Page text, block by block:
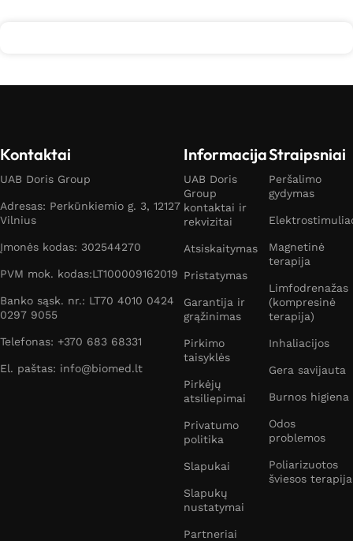
Kontaktai
UAB Doris Group
Adresas: Perkūnkiemio g. 3, 12127
Vilnius
Įmonės kodas: 302544270
PVM mok. kodas:LT100009162019
Banko sąsk. nr.: LT70 4010 0424
0297 9055
Telefonas: +370 683 68331
El. paštas: info@biomed.lt
Informacija
UAB Doris
Group
kontaktai ir
rekvizitai
Atsiskaitymas
Pristatymas
Garantija ir
grąžinimas
Pirkimo
taisyklės
Pirkėjų
atsiliepimai
Privatumo
politika
Slapukai
Slapukų
nustatymai
Partneriai
Straipsniai
Peršalimo
gydymas
Magnetinė
terapija
Limfodrenažas
(kompresinė
terapija)
Inhaliacijos
Gera savijauta
Burnos higiena
Odos
problemos
Poliarizuotos
šviesos terapija